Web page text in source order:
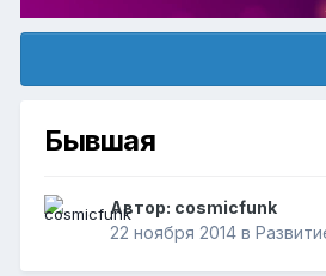
Бывшая
Автор: cosmicfunk
22 ноября 2014 в